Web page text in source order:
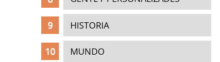
HISTORIA
MUNDO